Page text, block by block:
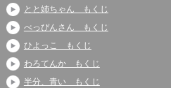
とと姉ちゃん もくじ
べっぴんさん もくじ
ひよっこ もくじ
わろてんか もくじ
半分、青い もくじ